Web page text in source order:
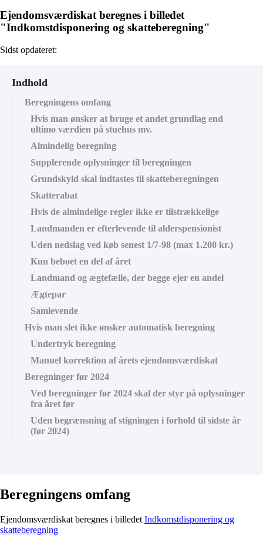
Ejendomsværdiskat beregnes i billedet
"Indkomstdisponering og skatteberegning"
Sidst opdateret:
Indhold
Beregningens omfang
Hvis man ønsker at bruge et andet grundlag end
ultimo værdien på stuehus mv.
Almindelig beregning
Supplerende oplysninger til beregningen
Grundskyld skal indtastes til skatteberegningen
Skatterabat
Hvis de almindelige regler ikke er tilstrækkelige
Landmanden er efterlevende til alderspensionist
Uden nedslag ved køb senest 1/7-98 (max 1.200 kr.)
Kun beboet en del af året
Landmand og ægtefælle, der begge ejer en andel
Ægtepar
Samlevende
Hvis man slet ikke ønsker automatisk beregning
Undertryk beregning
Manuel korrektion af årets ejendomsværdiskat
Beregninger før 2024
Ved beregninger før 2024 skal der styr på oplysninger
fra året før
Uden begrænsning af stigningen i forhold til sidste år
(før 2024)
Beregningens omfang
Ejendomsværdiskat beregnes i billedet Indkomstdisponering og
skatteberegning